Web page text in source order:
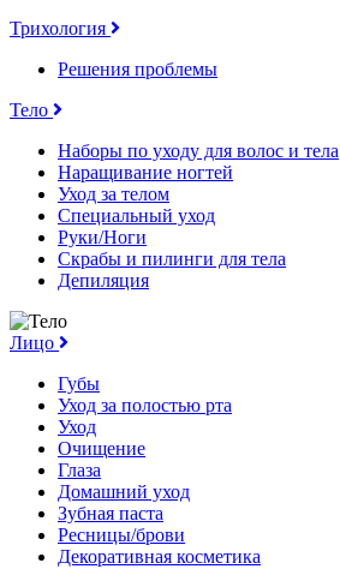
Трихология
Решения проблемы
Тело
Наборы по уходу для волос и тела
Наращивание ногтей
Уход за телом
Специальный уход
Руки/Ноги
Скрабы и пилинги для тела
Депиляция
Лицо
Губы
Уход за полостью рта
Уход
Очищение
Глаза
Домашний уход
Зубная паста
Ресницы/брови
Декоративная косметика